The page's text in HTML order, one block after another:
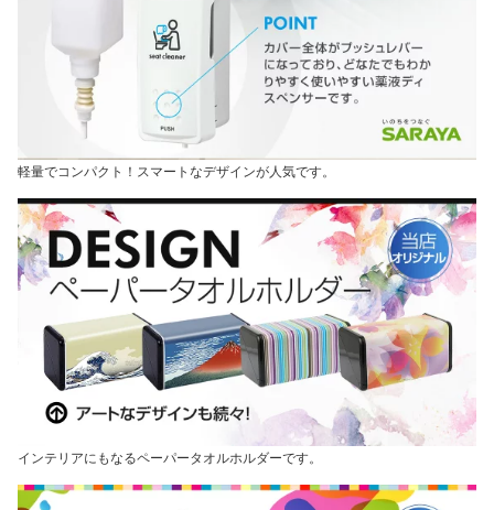
軽量でコンパクト！スマートなデザインが人気です。
インテリアにもなるペーパータオルホルダーです。